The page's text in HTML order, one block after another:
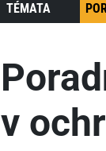
TÉMATA
v